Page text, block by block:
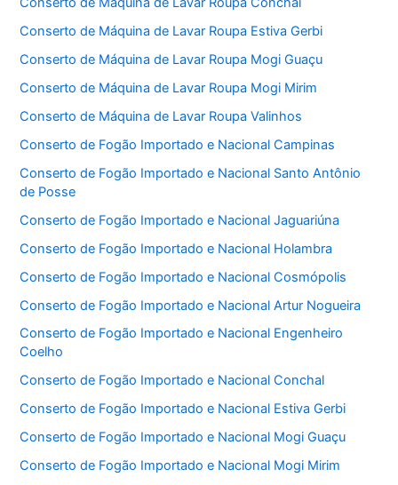
Conserto de Máquina de Lavar Roupa Estiva Gerbi
Conserto de Máquina de Lavar Roupa Mogi Guaçu
Conserto de Máquina de Lavar Roupa Mogi Mirim
Conserto de Máquina de Lavar Roupa Valinhos
Conserto de Fogão Importado e Nacional Campinas
Conserto de Fogão Importado e Nacional Santo Antônio
de Posse
Conserto de Fogão Importado e Nacional Jaguariúna
Conserto de Fogão Importado e Nacional Holambra
Conserto de Fogão Importado e Nacional Cosmópolis
Conserto de Fogão Importado e Nacional Artur Nogueira
Conserto de Fogão Importado e Nacional Engenheiro
Coelho
Conserto de Fogão Importado e Nacional Conchal
Conserto de Fogão Importado e Nacional Estiva Gerbi
Conserto de Fogão Importado e Nacional Mogi Guaçu
Conserto de Fogão Importado e Nacional Mogi Mirim